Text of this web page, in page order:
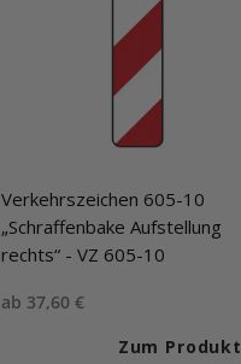
Verkehrszeichen 605-10
„Schraffenbake Aufstellung
rechts“ - VZ 605-10
Sonderpreis
ab 37,60 €
Zum Produkt